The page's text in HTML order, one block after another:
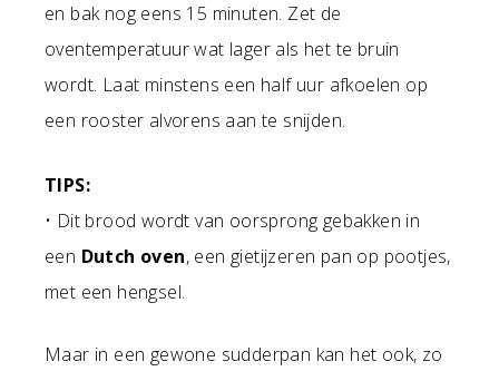
en bak nog eens 15 minuten. Zet de
oventemperatuur wat lager als het te bruin
wordt. Laat minstens een half uur afkoelen op
een rooster alvorens aan te snijden.
TIPS:
• Dit brood wordt van oorsprong gebakken in
een Dutch oven, een gietijzeren pan op pootjes,
met een hengsel.
Maar in een gewone sudderpan kan het ook, zo